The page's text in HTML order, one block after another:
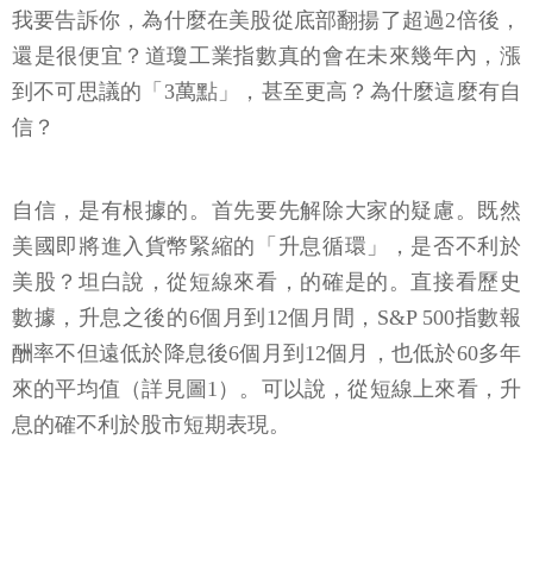
我要告訴你，為什麼在美股從底部翻揚了超過2倍後，
還是很便宜？道瓊工業指數真的會在未來幾年內，漲
到不可思議的「3萬點」，甚至更高？為什麼這麼有自
信？
自信，是有根據的。首先要先解除大家的疑慮。既然
美國即將進入貨幣緊縮的「升息循環」，是否不利於
美股？坦白說，從短線來看，的確是的。直接看歷史
數據，升息之後的6個月到12個月間，S&P 500指數報
酬率不但遠低於降息後6個月到12個月，也低於60多年
來的平均值（詳見圖1）。可以說，從短線上來看，升
息的確不利於股市短期表現。